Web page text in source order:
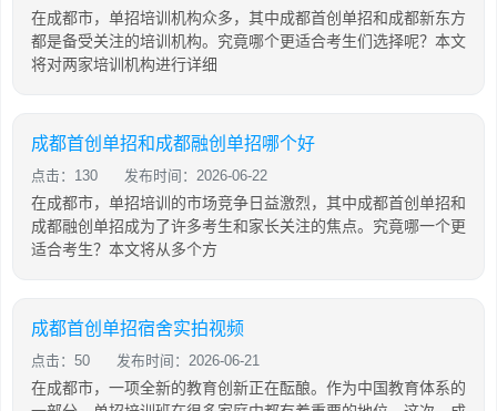
在成都市，单招培训机构众多，其中成都首创单招和成都新东方
都是备受关注的培训机构。究竟哪个更适合考生们选择呢？本文
将对两家培训机构进行详细
成都首创单招和成都融创单招哪个好
点击：130 发布时间：2026-06-22
在成都市，单招培训的市场竞争日益激烈，其中成都首创单招和
成都融创单招成为了许多考生和家长关注的焦点。究竟哪一个更
适合考生？本文将从多个方
成都首创单招宿舍实拍视频
点击：50 发布时间：2026-06-21
在成都市，一项全新的教育创新正在酝酿。作为中国教育体系的